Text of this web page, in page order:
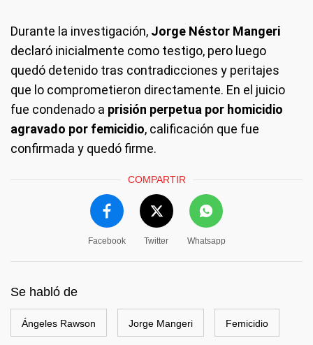
Durante la investigación, Jorge Néstor Mangeri
declaró inicialmente como testigo, pero luego
quedó detenido tras contradicciones y peritajes
que lo comprometieron directamente. En el juicio
fue condenado a prisión perpetua por homicidio
agravado por femicidio, calificación que fue
confirmada y quedó firme.
COMPARTIR
Facebook Twitter Whatsapp
Se habló de
Ángeles Rawson Jorge Mangeri Femicidio